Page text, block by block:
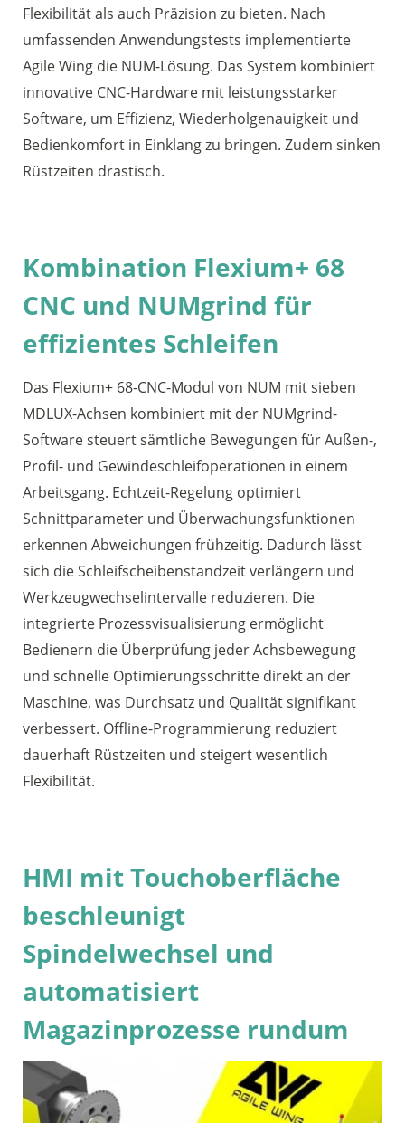
Flexibilität als auch Präzision zu bieten. Nach
umfassenden Anwendungstests implementierte
Agile Wing die NUM-Lösung. Das System kombiniert
innovative CNC-Hardware mit leistungsstarker
Software, um Effizienz, Wiederholgenauigkeit und
Bedienkomfort in Einklang zu bringen. Zudem sinken
Rüstzeiten drastisch.
Kombination Flexium+ 68
CNC und NUMgrind für
effizientes Schleifen
Das Flexium+ 68-CNC-Modul von NUM mit sieben
MDLUX-Achsen kombiniert mit der NUMgrind-
Software steuert sämtliche Bewegungen für Außen-,
Profil- und Gewindeschleifoperationen in einem
Arbeitsgang. Echtzeit-Regelung optimiert
Schnittparameter und Überwachungsfunktionen
erkennen Abweichungen frühzeitig. Dadurch lässt
sich die Schleifscheibenstandzeit verlängern und
Werkzeugwechselintervalle reduzieren. Die
integrierte Prozessvisualisierung ermöglicht
Bedienern die Überprüfung jeder Achsbewegung
und schnelle Optimierungsschritte direkt an der
Maschine, was Durchsatz und Qualität signifikant
verbessert. Offline-Programmierung reduziert
dauerhaft Rüstzeiten und steigert wesentlich
Flexibilität.
HMI mit Touchoberfläche
beschleunigt
Spindelwechsel und
automatisiert
Magazinprozesse rundum